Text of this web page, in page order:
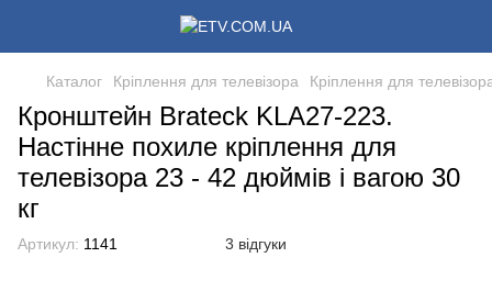
Каталог Кріплення для телевізора Кріплення для
Кронштейн Brateck KLA27-223.
Настінне похиле кріплення для
телевізора 23 - 42 дюймів і вагою 30
кг
Артикул: 1141 3 відгуки